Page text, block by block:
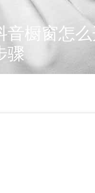
音橱窗怎
骤